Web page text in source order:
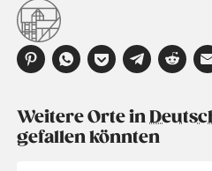
Weitere Orte in
gefallen könnten